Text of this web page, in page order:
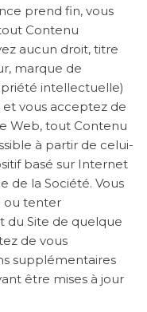
prend fin, vous
Contenu
aucun droit, titre
marque de
intellectuelle)
vous acceptez de
Web, tout Contenu
à partir de celui-
basé sur Internet
de la Société. Vous
ou tenter
du Site de quelque
de vous
supplémentaires
être mises à jour